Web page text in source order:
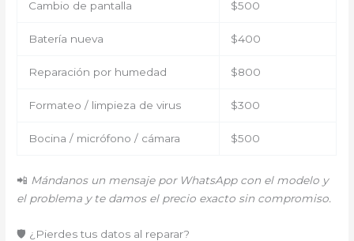
Cambio de pantalla $500
Batería nueva $400
Reparación por humedad $800
Formateo / limpieza de virus $300
Bocina / micrófono / cámara $500
📲 Mándanos un mensaje por WhatsApp con el modelo y
el problema y te damos el precio exacto sin compromiso.
🛡️ ¿Pierdes tus datos al reparar?